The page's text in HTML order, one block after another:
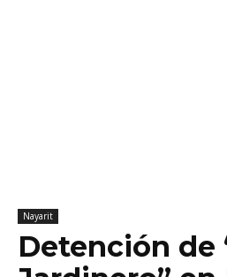
Nayarit
Detención de